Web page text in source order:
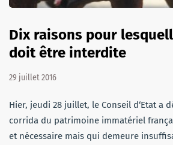
Dix raisons pour
doit être interdite
29 juillet 2016
Hier, jeudi 28 juillet, le Conseil d‘Etat a
corrida du patrimoine immatériel
et nécessaire mais qui demeure